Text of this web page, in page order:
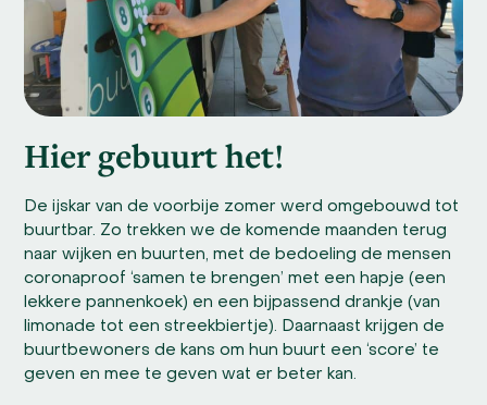
Hier gebuurt het!
De ijskar van de voorbije zomer werd omgebouwd tot
buurtbar. Zo trekken we de komende maanden terug
naar wijken en buurten, met de bedoeling de mensen
coronaproof ‘samen te brengen’ met een hapje (een
lekkere pannenkoek) en een bijpassend drankje (van
limonade tot een streekbiertje). Daarnaast krijgen de
buurtbewoners de kans om hun buurt een ‘score’ te
geven en mee te geven wat er beter kan.